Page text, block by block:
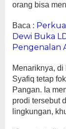
orang bisa
Baca :
Dewi Buka
Pengenalan
Menariknya,
Syafiq tetap
Pangan. Ia
prodi tersebut
lingkungan,